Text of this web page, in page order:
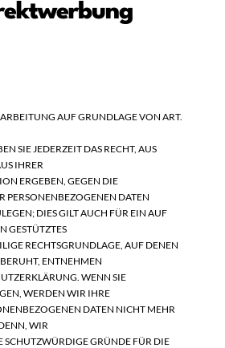
AUF GRUNDLAGE VON ART.
SIE JEDERZEIT DAS RECHT, AUS
IHRER
ERGEBEN, GEGEN DIE
PERSONENBEZOGENEN DATEN
DIES GILT AUCH FÜR EIN AUF
GESTÜTZTES
RECHTSGRUNDLAGE, AUF DENEN
ENTNEHMEN
WENN SIE
WERDEN WIR IHRE
DATEN NICHT MEHR
WIR
GRÜNDE FÜR DIE